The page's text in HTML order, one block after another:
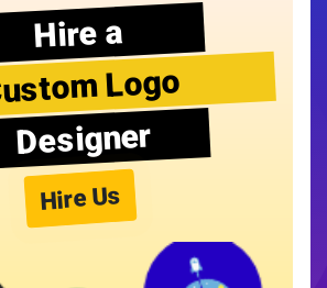
Hire a
Logo
Designer
Hire Us